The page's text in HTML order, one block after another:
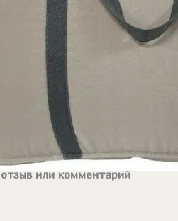
или комментарий